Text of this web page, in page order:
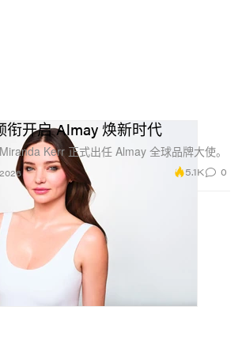
衔开启 Almay 焕新时代
Kerr 正式出任 Almay 全球品牌大使。
5.1K 0